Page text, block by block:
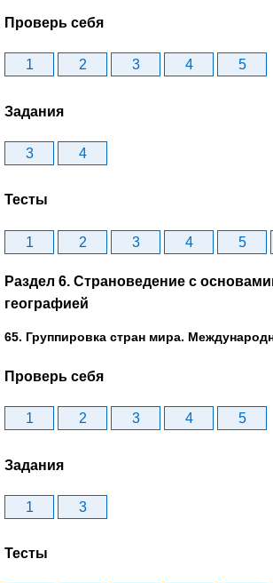
Проверь себя
1 2 3 4 5
Задания
3 4
Тесты
1 2 3 4 5
Раздел 6. Страноведение с
географией
65. Группировка стран мира.
Проверь себя
1 2 3 4 5
Задания
1 3
Тесты